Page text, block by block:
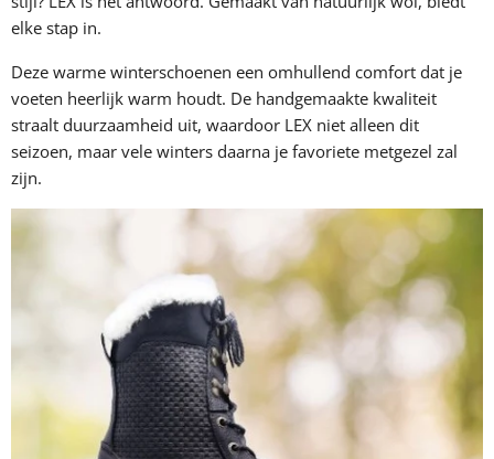
elke stap in.
Deze warme winterschoenen een omhullend comfort dat je
voeten heerlijk warm houdt. De handgemaakte kwaliteit
straalt duurzaamheid uit, waardoor LEX niet alleen dit
seizoen, maar vele winters daarna je favoriete metgezel zal
zijn.